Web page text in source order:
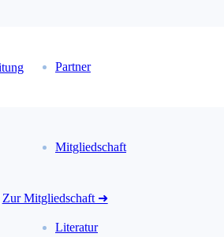
Partner
Mitgliedschaft
Literatur
Zur Mitgliedschaft ➜